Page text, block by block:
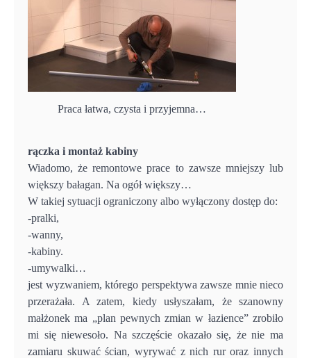
Praca łatwa, czysta i przyjemna…
rączka i montaż kabiny
Wiadomo, że remontowe prace to zawsze mniejszy lub
większy bałagan. Na ogół większy…
W takiej sytuacji ograniczony albo wyłączony dostęp do:
-pralki,
-wanny,
-kabiny.
-umywalki…
jest wyzwaniem, którego perspektywa zawsze mnie nieco
przerażała. A zatem, kiedy usłyszałam, że szanowny
małżonek ma „plan pewnych zmian w łazience” zrobiło
mi się niewesoło. Na szczęście okazało się, że nie ma
zamiaru skuwać ścian, wyrywać z nich rur oraz innych